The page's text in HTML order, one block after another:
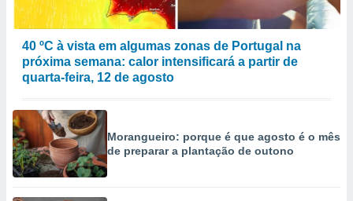
40 ºC à vista em algumas zonas de Portugal na
próxima semana: calor intensificará a partir de
quarta-feira, 12 de agosto
Morangueiro: porque é que agosto é o mês
de preparar a plantação de outono